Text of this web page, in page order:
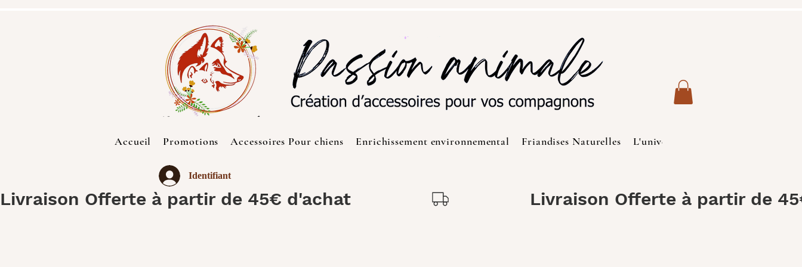
Accueil Promotions Accessoires Pour chiens Enrichissement environnemental Friandises Naturelles L'univers des Chats
Identifiant
Livraison Offerte à partir de 45€ d'achat